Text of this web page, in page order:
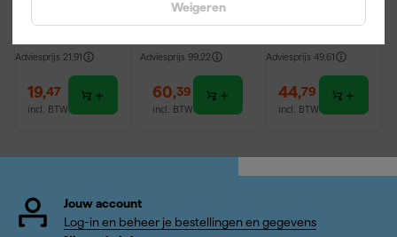
Weigeren
100mm
Adviesprijs 21,91
19,47
incl. BTW
r - 30 m - 2x
1,5V AAA
bezorgd
Adviesprijs 99,22
60,39
incl. BTW
- 16 m
Adviesprijs 49,61
44,79
incl. BTW
Jouw account
Log-in en beheer je bestellingen en gegevens